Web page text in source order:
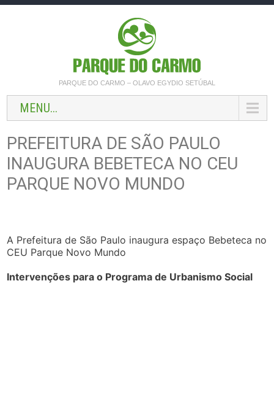
PARQUE DO CARMO – OLAVO EGYDIO SETÚBAL
MENU...
PREFEITURA DE SÃO PAULO
INAUGURA BEBETECA NO CEU
PARQUE NOVO MUNDO
A Prefeitura de São Paulo inaugura espaço Bebeteca no
CEU Parque Novo Mundo
Intervenções para o Programa de Urbanismo Social